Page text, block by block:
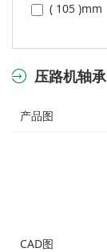
( 105 )mm
压路机轴承
产品图
CAD图